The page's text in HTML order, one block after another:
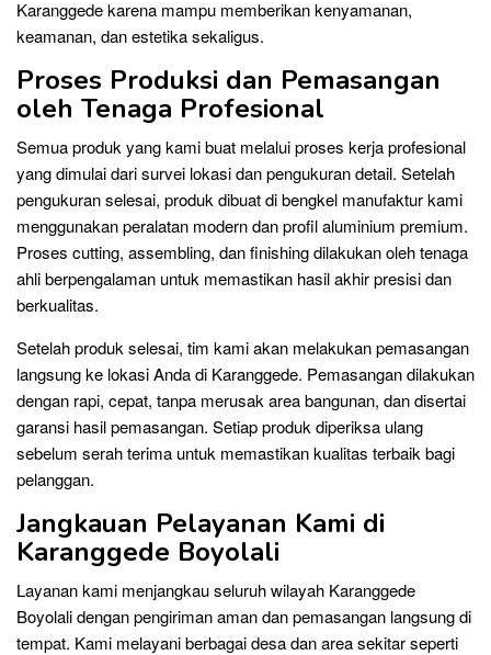
Karanggede karena mampu memberikan kenyamanan,
keamanan, dan estetika sekaligus.
Proses Produksi dan Pemasangan
oleh Tenaga Profesional
Semua produk yang kami buat melalui proses kerja profesional
yang dimulai dari survei lokasi dan pengukuran detail. Setelah
pengukuran selesai, produk dibuat di bengkel manufaktur kami
menggunakan peralatan modern dan profil aluminium premium.
Proses cutting, assembling, dan finishing dilakukan oleh tenaga
ahli berpengalaman untuk memastikan hasil akhir presisi dan
berkualitas.
Setelah produk selesai, tim kami akan melakukan pemasangan
langsung ke lokasi Anda di Karanggede. Pemasangan dilakukan
dengan rapi, cepat, tanpa merusak area bangunan, dan disertai
garansi hasil pemasangan. Setiap produk diperiksa ulang
sebelum serah terima untuk memastikan kualitas terbaik bagi
pelanggan.
Jangkauan Pelayanan Kami di
Karanggede Boyolali
Layanan kami menjangkau seluruh wilayah Karanggede
Boyolali dengan pengiriman aman dan pemasangan langsung di
tempat. Kami melayani berbagai desa dan area sekitar seperti